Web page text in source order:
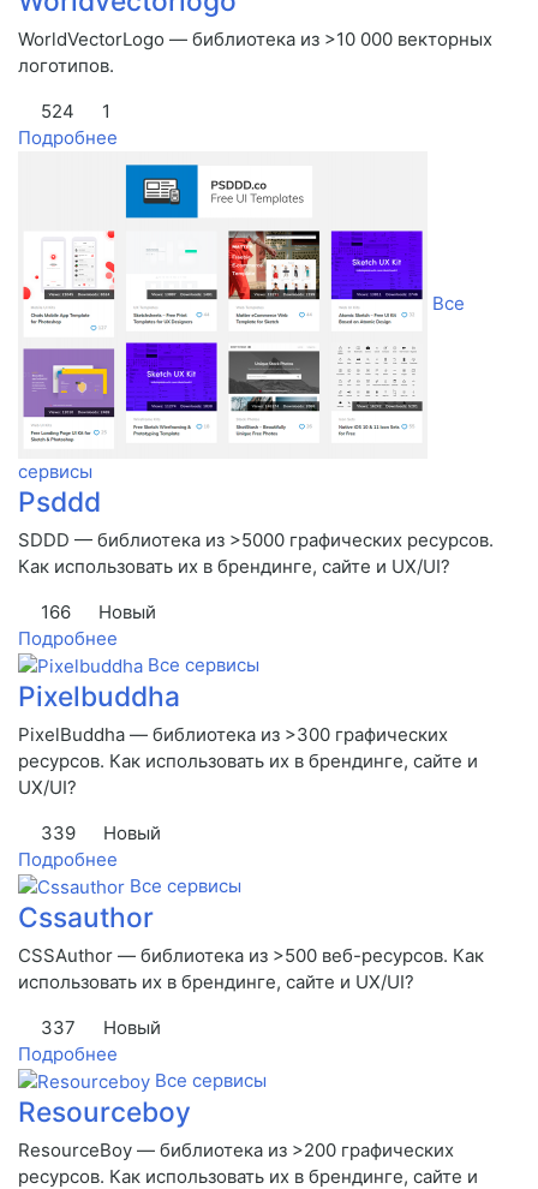
WorldVectorLogo — библиотека из >10 000 векторных
логотипов.
524
1
Подробнее
Все
сервисы
Psddd
SDDD — библиотека из >5000 графических ресурсов.
Как использовать их в брендинге, сайте и UX/UI?
166
Новый
Подробнее
Все сервисы
Pixelbuddha
PixelBuddha — библиотека из >300 графических
ресурсов. Как использовать их в брендинге, сайте и
UX/UI?
339
Новый
Подробнее
Все сервисы
Cssauthor
CSSAuthor — библиотека из >500 веб-ресурсов. Как
использовать их в брендинге, сайте и UX/UI?
337
Новый
Подробнее
Все сервисы
Resourceboy
ResourceBoy — библиотека из >200 графических
ресурсов. Как использовать их в брендинге, сайте и